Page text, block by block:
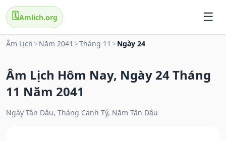
🗓️Amlich.org
Âm Lịch > Năm 2041 >Tháng 11 > Ngày 24
Âm Lịch Hôm Nay, Ngày 24 Tháng
11 Năm 2041
Ngày Tân Dậu, Tháng Canh Tý, Năm Tân Dậu